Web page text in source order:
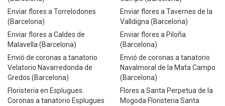
Enviar flores a Torrelodones
(Barcelona)
Enviar flores a Tavernes de la
Valldigna (Barcelona)
Enviar flores a Caldes de
Malavella (Barcelona)
Enviar flores a Piloña
(Barcelona)
Envió de coronas a tanatorio
Velatorio Navarredonda de
Gredos (Barcelona)
Envió de coronas a tanatorio
Navalmoral de la Mata Campo
(Barcelona)
Floristeria en Esplugues.
Coronas a tanatorio Esplugues
Flores a Santa Perpetua de la
Mogoda Floristeria Santa